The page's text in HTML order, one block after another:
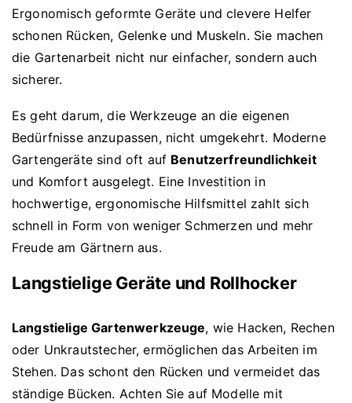
Ergonomisch geformte Geräte und clevere Helfer
schonen Rücken, Gelenke und Muskeln. Sie machen
die Gartenarbeit nicht nur einfacher, sondern auch
sicherer.
Es geht darum, die Werkzeuge an die eigenen
Bedürfnisse anzupassen, nicht umgekehrt. Moderne
Gartengeräte sind oft auf Benutzerfreundlichkeit
und Komfort ausgelegt. Eine Investition in
hochwertige, ergonomische Hilfsmittel zahlt sich
schnell in Form von weniger Schmerzen und mehr
Freude am Gärtnern aus.
Langstielige Geräte und Rollhocker
Langstielige Gartenwerkzeuge, wie Hacken, Rechen
oder Unkrautstecher, ermöglichen das Arbeiten im
Stehen. Das schont den Rücken und vermeidet das
ständige Bücken. Achten Sie auf Modelle mit